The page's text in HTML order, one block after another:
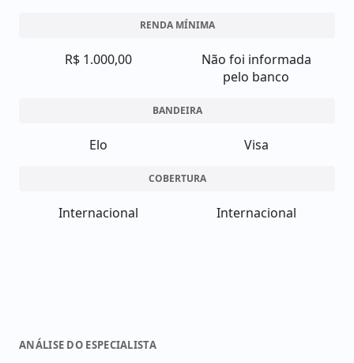
RENDA MÍNIMA
R$ 1.000,00
Não foi informada
pelo banco
BANDEIRA
Elo Visa
COBERTURA
Internacional Internacional
ANÁLISE DO ESPECIALISTA